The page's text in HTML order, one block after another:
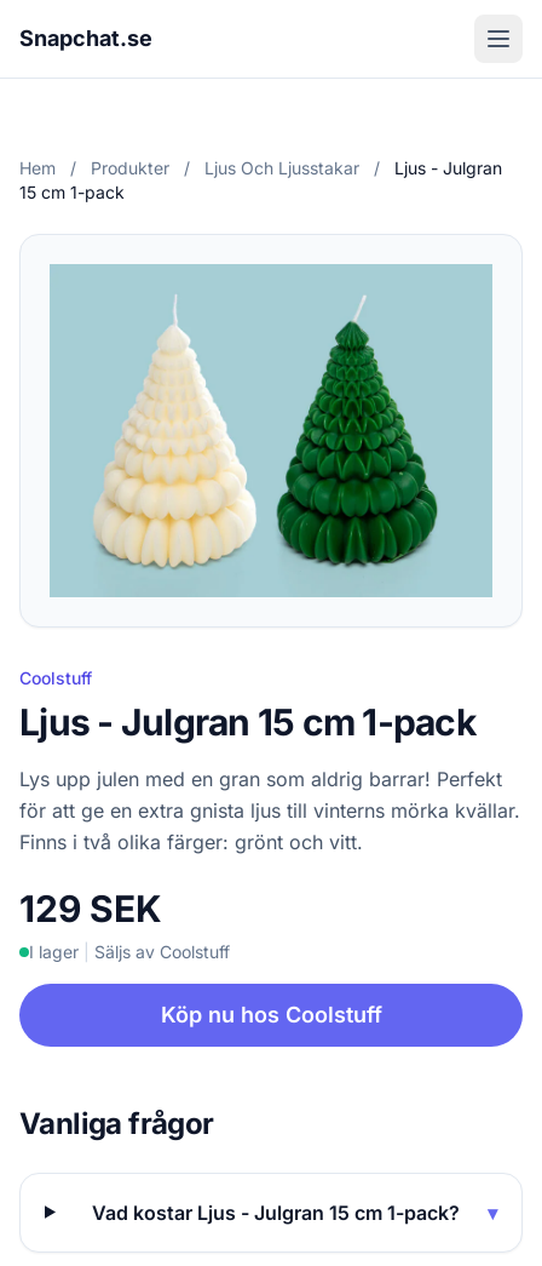
Snapchat.se
Hem / Produkter / Ljus Och Ljusstakar /
Ljus - Julgran
15 cm 1-pack
Coolstuff
Ljus - Julgran 15 cm 1-pack
Lys upp julen med en gran som aldrig barrar! Perfekt
för att ge en extra gnista ljus till vinterns mörka kvällar.
Finns i två olika färger: grönt och vitt.
129 SEK
I lager Säljs av Coolstuff
Köp nu hos Coolstuff
Vanliga frågor
Vad kostar Ljus - Julgran 15 cm 1-pack? ▾